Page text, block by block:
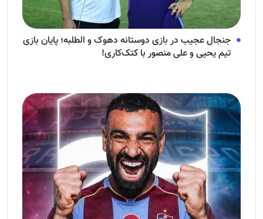
جنجال عجیب در بازی دوستانه دهوک و الطلبه؛ پایان بازی
تیم یحیی و علی منصور با کتک‌کاری!